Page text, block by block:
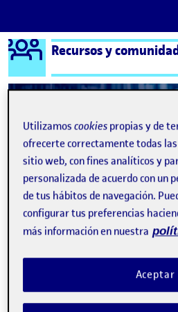
Saltar al contenido
Logo Ágora
Semestre 20211 - Aula 4 Bienvenidas y
Bienvenidas y
bienvenidos a
Comunidades
Valoración final
Visibilidad:
Pública-Fecha de publicación
13 Ene 2022-comentario
Utilizamoscookies propias y de
ofrecerte correctamente todas
sitio web, con fines analíticos y
personalizada de acuerdo con un
de tus hábitos de navegación.
configurar tus preferencias
más información en nuestra
Aceptar